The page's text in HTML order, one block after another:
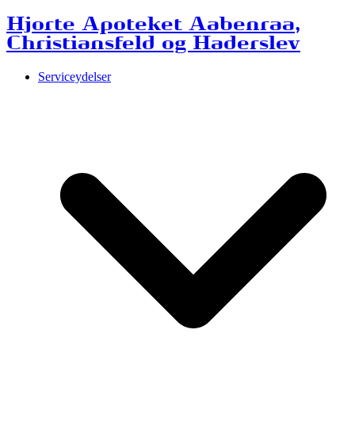
Hjorte Apoteket Aabenraa,
Christiansfeld og Haderslev
Serviceydelser